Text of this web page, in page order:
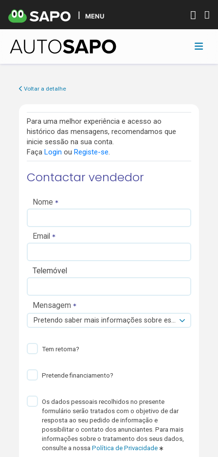
MENU
Voltar a detalhe
Para uma melhor experiência e acesso ao
histórico das mensagens, recomendamos que
inicie sessão na sua conta.
Faça Login ou Registe-se.
Contactar vendedor
Nome
Email
Telemóvel
Mensagem
Pretendo saber mais informações sobre esta viatura.
Tem retoma?
Pretende financiamento?
Os dados pessoais recolhidos no presente
formulário serão tratados com o objetivo de dar
resposta ao seu pedido de informação e
possibilitar o contato dos anunciantes. Para mais
informações sobre o tratamento dos seus dados,
consulte a nossaPolítica de Privacidade